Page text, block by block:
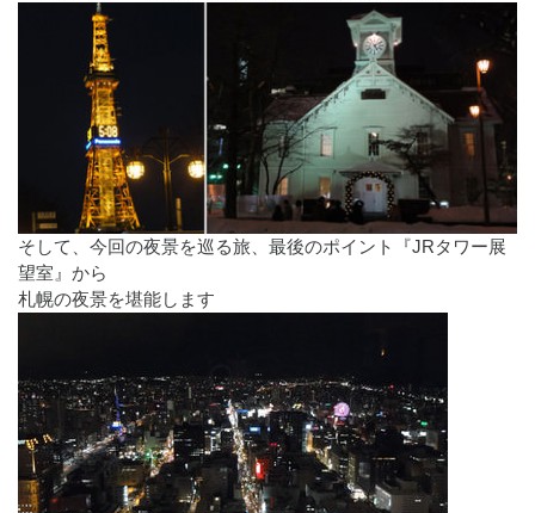
そして、今回の夜景を巡る旅、最後のポイント『JRタワー展
望室』から
札幌の夜景を堪能します